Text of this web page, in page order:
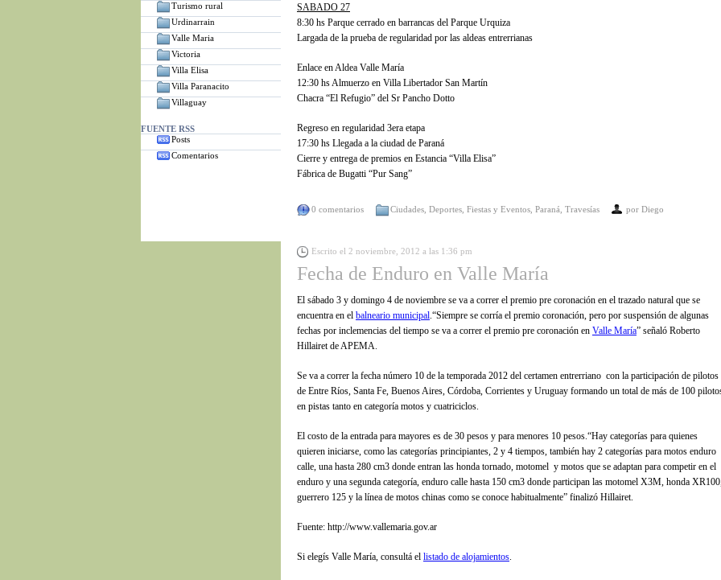
Turismo rural
Urdinarrain
Valle Maria
Victoria
Villa Elisa
Villa Paranacito
Villaguay
FUENTE RSS
Posts
Comentarios
SABADO 27
8:30 hs Parque cerrado en barrancas del Parque Urquiza
Largada de la prueba de regularidad por las aldeas entrerrianas
Enlace en Aldea Valle María
12:30 hs Almuerzo en Villa Libertador San Martín
Chacra “El Refugio” del Sr Pancho Dotto
Regreso en regularidad 3era etapa
17:30 hs Llegada a la ciudad de Paraná
Cierre y entrega de premios en Estancia “Villa Elisa”
Fábrica de Bugatti “Pur Sang”
0 comentarios Ciudades Deportes Fiestas y Eventos Paraná Travesías por Diego
Escrito el 2 noviembre, 2012 a las 1:36 pm
Fecha de Enduro en Valle María
El sábado 3 y domingo 4 de noviembre se va a correr el premio pre coronación en el trazado natural que se
encuentra en el balneario municipal.“Siempre se corría el premio coronación, pero por suspensión de algunas
fechas por inclemencias del tiempo se va a correr el premio pre coronación en Valle María” señaló Roberto
Hillairet de APEMA.
Se va a correr la fecha número 10 de la temporada 2012 del certamen entrerriano con la participación de pilotos
de Entre Ríos, Santa Fe, Buenos Aires, Córdoba, Corrientes y Uruguay formando un total de más de 100
en pistas tanto en categoría motos y cuatriciclos.
El costo de la entrada para mayores es de 30 pesos y para menores 10 pesos.“Hay categorías para quienes
quieren iniciarse, como las categorías principiantes, 2 y 4 tiempos, también hay 2 categorías para motos enduro
calle, una hasta 280 cm3 donde entran las honda tornado, motomel y motos que se adaptan para competir en el
enduro y una segunda categoría, enduro calle hasta 150 cm3 donde participan las motomel X3M, honda
guerrero 125 y la línea de motos chinas como se conoce habitualmente” finalizó Hillairet.
Fuente: http://www.vallemaria.gov.ar
Si elegís Valle María, consultá el listado de alojamientos.